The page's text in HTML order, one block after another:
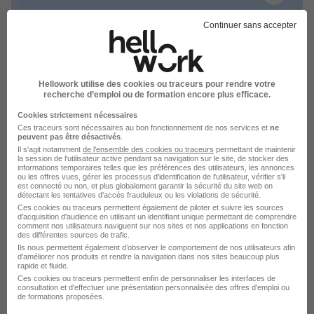
Reichstett - 67 CDI 1 900 - 3 900 € / mois
Voir l’offre
il y a 19 jours
Coiffeur Mixte H/F
D.P.S.
Strasbourg - 67 CDI
Continuer sans accepter
Hellowork utilise des cookies ou traceurs pour rendre votre
recherche d’emploi ou de formation encore plus efficace.
Cookies strictement nécessaires
Ces traceurs sont nécessaires au bon fonctionnement de nos services et ne
peuvent pas être désactivés
Il s'agit notamment de l'ensemble des cookies ou traceurs permettant de maintenir
la session de l'utilisateur active pendant sa navigation sur le site, de stocker des
informations temporaires telles que les préférences des utilisateurs, les annonces
ou les offres vues, gérer les processus d'identification de l'utilisateur, vérifier s'il
est connecté ou non, et plus globalement garantir la sécurité du site web en
détectant les tentatives d'accès frauduleux ou les violations de sécurité.
Ces cookies ou traceurs permettent également de piloter et suivre les sources
d'acquisition d'audience en utilisant un identifiant unique permettant de comprendre
comment nos utilisateurs naviguent sur nos sites et nos applications en fonction
des différentes sources de trafic.
Ils nous permettent également d’observer le comportement de nos utilisateurs afin
d'améliorer nos produits et rendre la navigation dans nos sites beaucoup plus
rapide et fluide.
Ces cookies ou traceurs permettent enfin de personnaliser les interfaces de
consultation et d'effectuer une présentation personnalisée des offres d'emploi ou
de formations proposées.